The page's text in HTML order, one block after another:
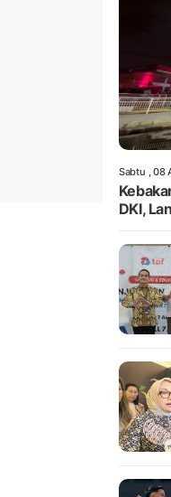
Sabtu , 08
DKI,